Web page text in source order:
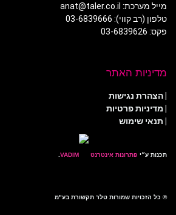
מייל מערכת: anat@taler.co.il
טלפון (רב קווי): 03-6839666
פקס: 03-6839626
מדיניות האתר
|הצהרת נגישות
| מדיניות פרטיות
| תנאי שימוש
תכנות ע״י פתרונות אינטרנט
© כל הזכויות שמורות טלר תקשורת בע"מ